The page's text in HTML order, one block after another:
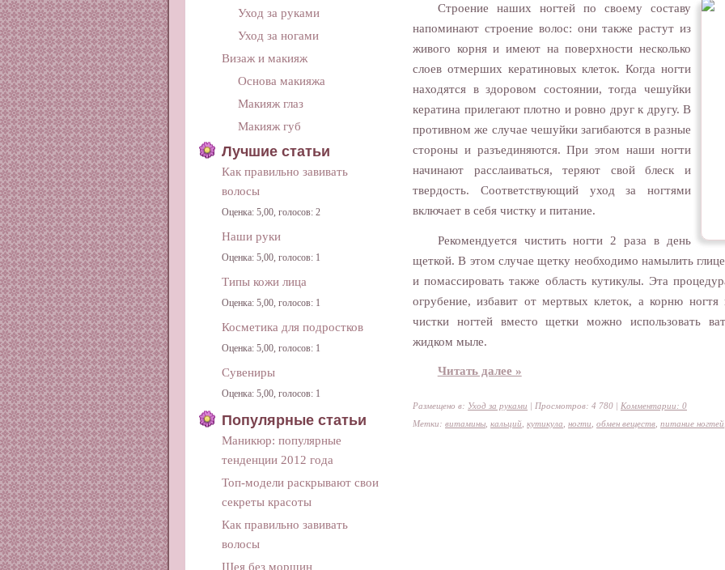
Строение наших ногтей по своему составу
напоминают строение волос: они также растут из
живого корня и имеют на поверхности несколько
слоев отмерших кератиновых клеток. Когда ногти
находятся в здоровом состоянии, тогда чешуйки
кератина прилегают плотно и ровно друг к другу. В
противном же случае чешуйки загибаются в разные
стороны и разъединяются. При этом наши ногти
начинают расслаиваться, теряют свой блеск и
твердость. Соответствующий уход за ногтями
включает в себя чистку и питание.
Рекомендуется чистить ногти 2 раза в день
щеткой. В этом случае щетку необходимо намылить
и помассировать также область кутикулы. Эта
огрубение, избавит от мертвых клеток, а корню
чистки ногтей вместо щетки можно использовать
жидком мыле.
Читать далее »
Размещено в: Уход за руками | Просмотров: 4 780 | Комментарии: 0
Метки: витамины кальций кутикула ногти обмен веществ питание ногтей
Уход за руками
Уход за ногами
Визаж и макияж
Основа макияжа
Макияж глаз
Макияж губ
Лучшие статьи
Как правильно завивать
волосы
Оценка: 5,00, голосов: 2
Наши руки
Оценка: 5,00, голосов: 1
Типы кожи лица
Оценка: 5,00, голосов: 1
Косметика для подростков
Оценка: 5,00, голосов: 1
Сувениры
Оценка: 5,00, голосов: 1
Популярные статьи
Маникюр: популярные
тенденции 2012 года
Топ-модели раскрывают свои
секреты красоты
Как правильно завивать
волосы
Шея без морщин